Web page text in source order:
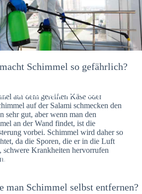
in Bad Peterstal-
Helfer an Ort und
Schimmel so gefährlich?
auf dem gereiften Käse oder
auf der Salami schmecken den
sehr gut, aber wenn man den
an der Wand findet, ist die
vorbei. Schimmel wird daher so
da die Sporen, die er in die Luft
schwere Krankheiten hervorrufen
man Schimmel selbst entfernen?